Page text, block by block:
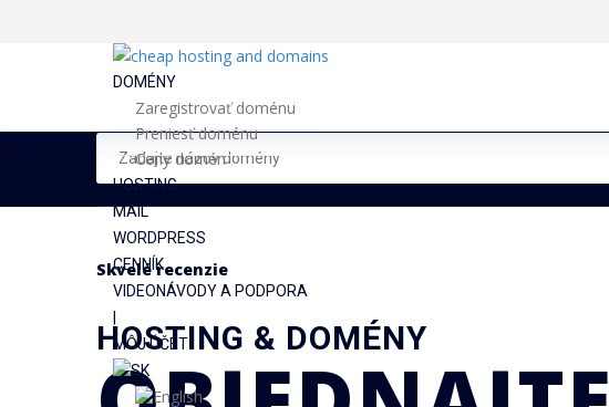
DOMÉNY
Zaregistrovať doménu
Preniesť doménu
Ceny domén
HOSTING
MAIL
WORDPRESS
CENNÍK
VIDEONÁVODY A PODPORA
MÔJ ÚČET
Skvelé recenzie
HOSTING & DOMÉNY